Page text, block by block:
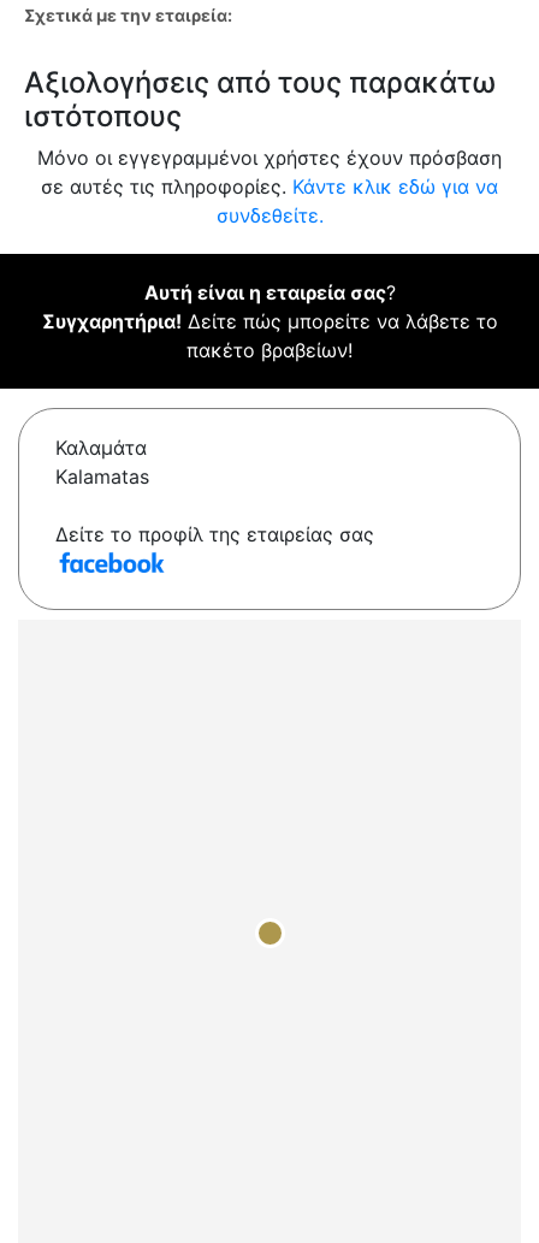
Σχετικά με την εταιρεία:
Αξιολογήσεις από τους παρακάτω
ιστότοπους
Μόνο οι εγγεγραμμένοι χρήστες έχουν πρόσβαση
σε αυτές τις πληροφορίες. Κάντε κλικ εδώ για να
συνδεθείτε.
Αυτή είναι η εταιρεία σας?
Συγχαρητήρια! Δείτε πώς μπορείτε να λάβετε το
πακέτο βραβείων!
Καλαμάτα
Kalamatas
Δείτε το προφίλ της εταιρείας σας